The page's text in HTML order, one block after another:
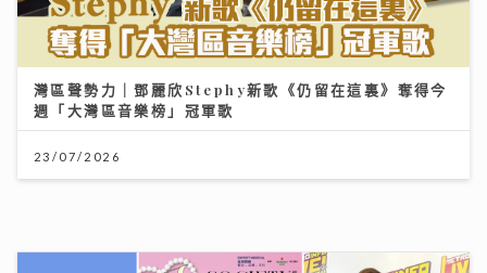
JC陳詠桐 x Zaina施匡翹首度合體Mini Concert 主題
「桐翹社」 校服look敬請期待
02/08/2026